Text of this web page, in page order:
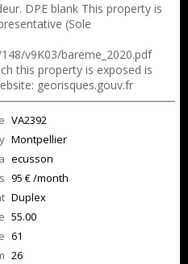
DPE blank This property is
(Sole
v9K03/bareme_2020.pdf
this property is exposed is
georisques.gouv.fr
VA2392
Montpellier
ecusson
95 € /month
Duplex
55.00
61
26